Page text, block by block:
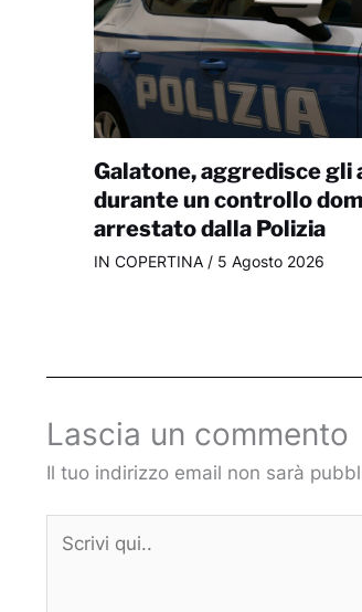
Galatone, aggredisce gli
durante un controllo
arrestato dalla Polizia
IN COPERTINA/ 5 Agosto 2026
Lascia un commento
Il tuo indirizzo email non sarà
qui..